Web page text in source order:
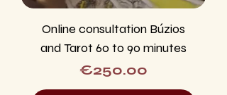
Online consultation Búzios
and Tarot 60 to 90 minutes
Price
€250.00